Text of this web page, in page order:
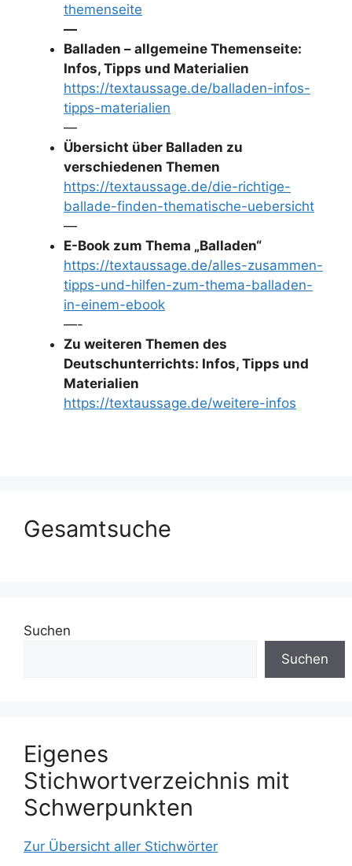
themenseite
—
Balladen – allgemeine Themenseite:
Infos, Tipps und Materialien
https://textaussage.de/balladen-infos-
tipps-materialien
—
Übersicht über Balladen zu
verschiedenen Themen
https://textaussage.de/die-richtige-
ballade-finden-thematische-uebersicht
—
E-Book zum Thema „Balladen“
https://textaussage.de/alles-zusammen-
tipps-und-hilfen-zum-thema-balladen-
in-einem-ebook
—-
Zu weiteren Themen des
Deutschunterrichts: Infos, Tipps und
Materialien
https://textaussage.de/weitere-infos
Gesamtsuche
Suchen
Suchen
Eigenes
Stichwortverzeichnis mit
Schwerpunkten
Zur Übersicht aller Stichwörter